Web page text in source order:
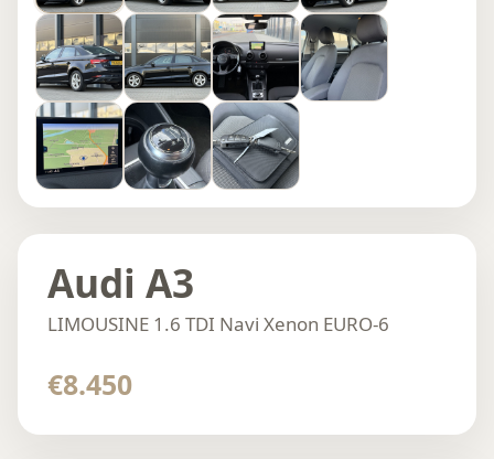
Audi A3
LIMOUSINE 1.6 TDI Navi Xenon EURO-6
€8.450